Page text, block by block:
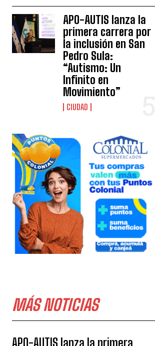
APO-AUTIS lanza la
primera carrera por
la inclusión en San
Pedro Sula:
“Autismo: Un
Infinito en
Movimiento”
CIUDAD
MÁS NOTICIAS
APO-AUTIS lanza la primera